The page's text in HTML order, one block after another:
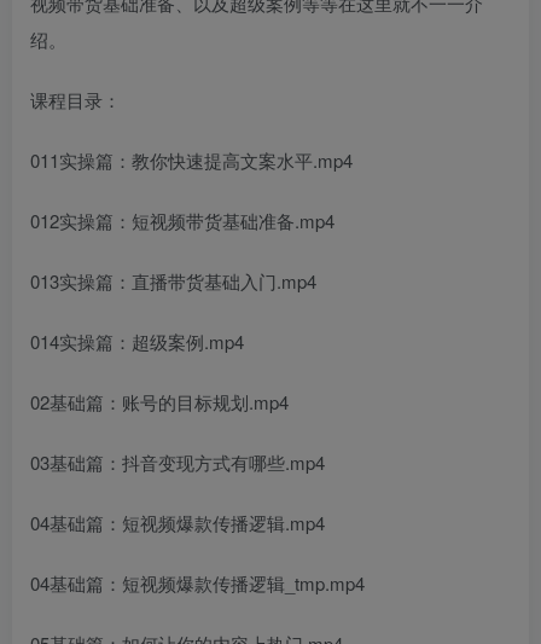
绍。
课程目录：
011实操篇：教你快速提高文案水平.mp4
012实操篇：短视频带货基础准备.mp4
013实操篇：直播带货基础入门.mp4
014实操篇：超级案例.mp4
02基础篇：账号的目标规划.mp4
03基础篇：抖音变现方式有哪些.mp4
04基础篇：短视频爆款传播逻辑.mp4
04基础篇：短视频爆款传播逻辑_tmp.mp4